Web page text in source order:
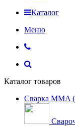
Каталог
Меню
Каталог товаров
Сварка MMA